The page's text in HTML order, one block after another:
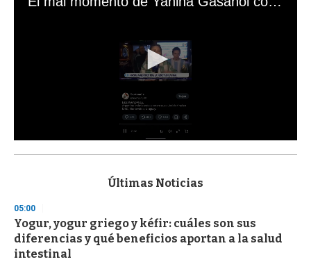
s
d
s
o
f
3
Últimas Noticias
05:00
Yogur, yogur griego y kéfir: cuáles son sus
diferencias y qué beneficios aportan a la salud
intestinal